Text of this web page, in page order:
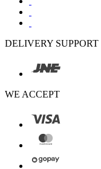
DELIVERY SUPPORT
WE ACCEPT